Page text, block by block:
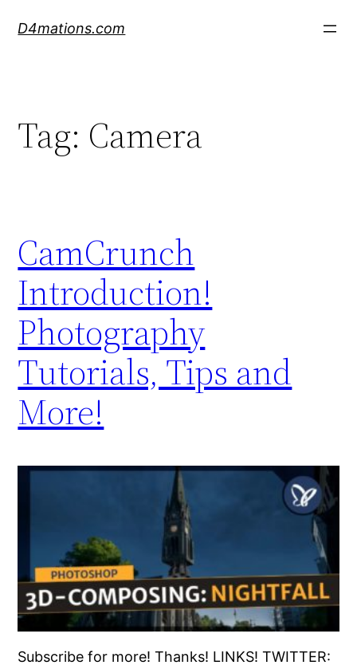
D4mations.com
Tag: Camera
CamCrunch
Introduction!
Photography
Tutorials, Tips and
More!
Subscribe for more! Thanks! LINKS! TWITTER: